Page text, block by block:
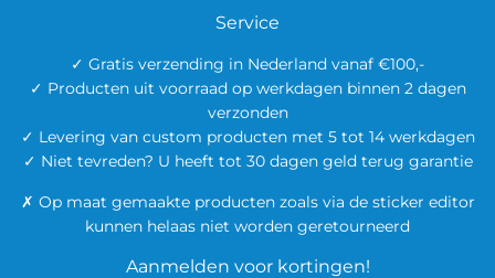
Service
✓ Gratis verzending in Nederland vanaf €100,-
✓ Producten uit voorraad op werkdagen binnen 2 dagen
verzonden
✓ Levering van custom producten met 5 tot 14 werkdagen
✓ Niet tevreden? U heeft tot 30 dagen geld terug garantie
✗ Op maat gemaakte producten zoals via de sticker editor
kunnen helaas niet worden geretourneerd
Aanmelden voor kortingen!